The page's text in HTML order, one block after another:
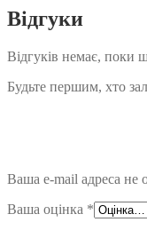
Відгуки
Відгуків немає, поки
Будьте першим, хто
Ваша e-mail адреса не
Ваша оцінка *